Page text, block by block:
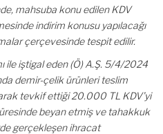
mahsuba konu edilen KDV
indirim konusu yapılacağı
çerçevesinde tespit edilir.
ile iştigal eden (Ö) A.Ş. 5/4/2024
demir-çelik ürünleri teslim
tevkif ettiği 20.000 TL KDV’yi
beyan etmiş ve tahakkuk
gerçekleşen ihracat